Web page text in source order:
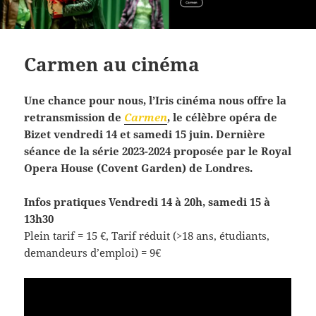
Carmen au cinéma
Une chance pour nous, l’Iris cinéma nous offre la
retransmission de Carmen, le célèbre opéra de
Bizet vendredi 14 et samedi 15 juin. Dernière
séance de la série 2023-2024 proposée par le Royal
Opera House (Covent Garden) de Londres.
Infos pratiques Vendredi 14 à 20h, samedi 15 à
13h30
Plein tarif = 15 €, Tarif réduit (>18 ans, étudiants,
demandeurs d’emploi) = 9€